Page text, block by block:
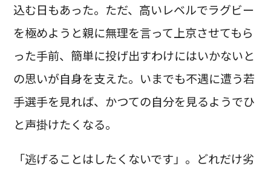
込む日もあった。ただ、高いレベルでラグビー
を極めようと親に無理を言って上京させてもら
った手前、簡単に投げ出すわけにはいかないと
の思いが自身を支えた。いまでも不遇に遭う若
手選手を見れば、かつての自分を見るようでひ
と声掛けたくなる。
「逃げることはしたくないです」。どれだけ劣